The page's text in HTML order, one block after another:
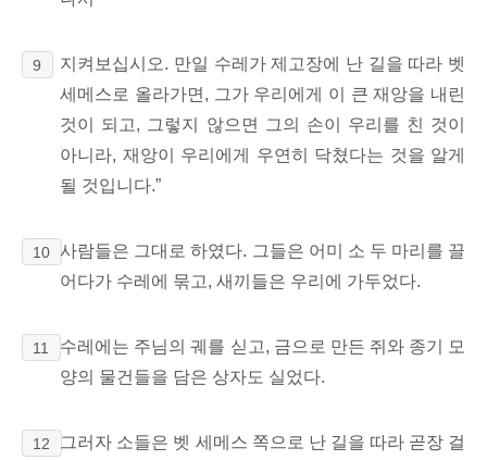
9
지켜보십시오. 만일 수레가 제고장에 난 길을 따라 벳
세메스로 올라가면, 그가 우리에게 이 큰 재앙을 내린
것이 되고, 그렇지 않으면 그의 손이 우리를 친 것이
아니라, 재앙이 우리에게 우연히 닥쳤다는 것을 알게
될 것입니다.”
10
사람들은 그대로 하였다. 그들은 어미 소 두 마리를 끌
어다가 수레에 묶고, 새끼들은 우리에 가두었다.
11
수레에는 주님의 궤를 싣고, 금으로 만든 쥐와 종기 모
양의 물건들을 담은 상자도 실었다.
12
그러자 소들은 벳 세메스 쪽으로 난 길을 따라 곧장 걸